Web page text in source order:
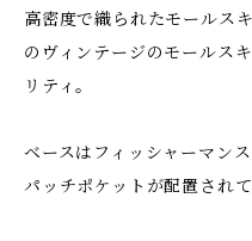
高密度で織られたモールス
のヴィンテージのモールス
リティ。
ベースはフィッシャーマン
パッチポケットが配置されて